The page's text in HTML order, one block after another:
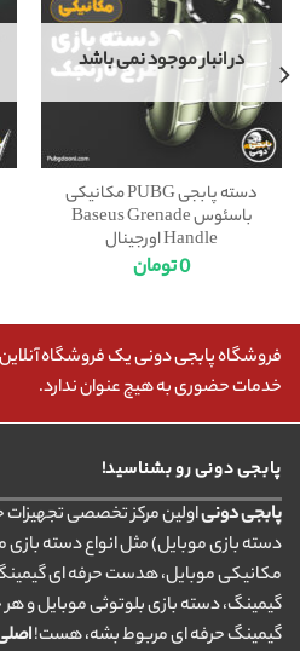
در انبار موجود نمی باشد
دسته پابجی PUBG مکانیکی
باسئوس Baseus Grenade
Handle اورجینال
0تومان
فروشگاه پابجی دونی یک فروشگاه
خدمات حضوری به هیچ عنوان ندارد.
پابجی دونی رو بشناسید!
پابجی دونیاولین مرکز تخصصی تجهیزات
دسته بازی موبایل) مثل انواع دسته
مکانیکی موبایل، هدست حرفه ای
گیمینگ، دسته بازی بلوتوثی موبایل و
گیمینگ حرفه ای مربوط بشه، هست!